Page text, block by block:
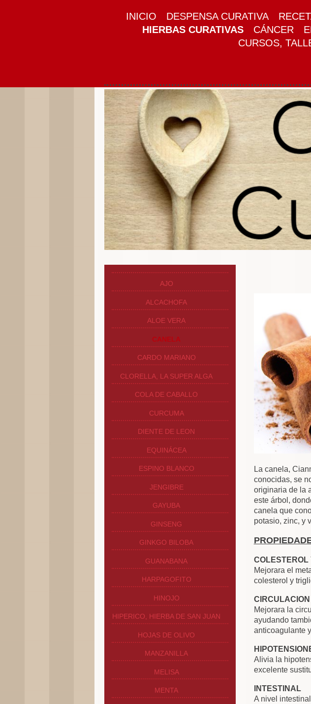
INICIO DESPENSA CURATIVA
HIERBAS CURATIVAS
CÁNCER
CURSOS,
La canela,
conocidas, se
originaria de la
este árbol,
canela que
potasio, zinc, y
COLESTEROL
Mejorara el
colesterol y
CIRCULACION
Mejorara la
ayudando
anticoagulante
Alivia la
excelente
INTESTINAL
A nivel
AJO
ALCACHOFA
ALOE VERA
CANELA
CARDO MARIANO
CLORELLA, LA SUPER ALGA
COLA DE CABALLO
CURCUMA
DIENTE DE LEON
EQUINÁCEA
ESPINO BLANCO
JENGIBRE
GAYUBA
GINSENG
GINKGO BILOBA
GUANABANA
HARPAGOFITO
HINOJO
HIPERICO, HIERBA DE SAN JUAN
HOJAS DE OLIVO
MANZANILLA
MELISA
MENTA